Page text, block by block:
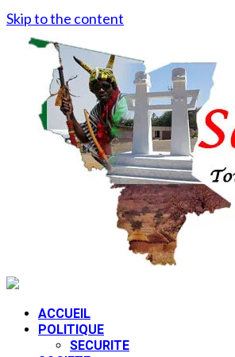
Skip to the content
ACCUEIL
POLITIQUE
SECURITE